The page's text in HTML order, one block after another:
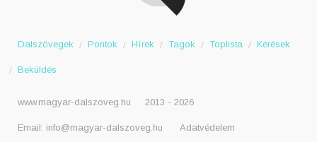
Dalszövegek Pontok Hírek Tagok Toplista Kérések
Beküldés
www.magyar-dalszoveg.hu 2013 - 2026
Email: info@magyar-dalszoveg.hu Adatvédelem